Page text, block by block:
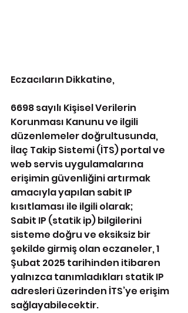
Eczacıların Dikkatine,
6698 sayılı Kişisel Verilerin
Korunması Kanunu ve ilgili
düzenlemeler doğrultusunda,
İlaç Takip Sistemi (İTS) portal ve
web servis uygulamalarına
erişimin güvenliğini artırmak
amacıyla yapılan sabit IP
kısıtlaması ile ilgili olarak;
Sabit IP (statik ip) bilgilerini
sisteme doğru ve eksiksiz bir
şekilde girmiş olan eczaneler, 1
Şubat 2025 tarihinden itibaren
yalnızca tanımladıkları statik IP
adresleri üzerinden İTS’ye erişim
sağlayabilecektir.